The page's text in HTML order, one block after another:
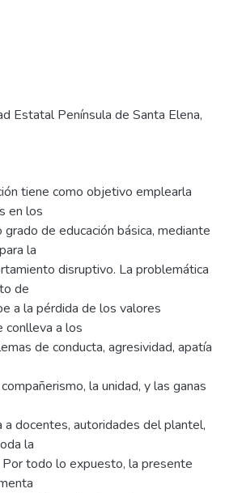
Estatal Península de Santa Elena,
tiene como objetivo emplearla
en los
de educación básica, mediante
la
disruptivo. La problemática
de
a la pérdida de los valores
conlleva a los
de conducta, agresividad, apatía
la unidad, y las ganas
a docentes, autoridades del plantel,
la
Por todo lo expuesto, la presente